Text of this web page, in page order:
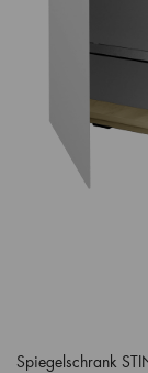
Spiegelschrank